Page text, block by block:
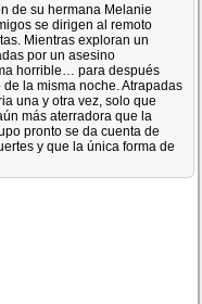
de su hermana Melanie
se dirigen al remoto
Mientras exploran un
por un asesino
horrible… para después
la misma noche. Atrapadas
una y otra vez, solo que
más aterradora que la
pronto se da cuenta de
y que la única forma de